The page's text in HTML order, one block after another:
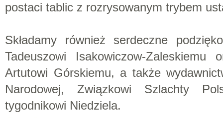
postaci tablic z rozrysowanym trybem
Składamy również serdeczne
Tadeuszowi Isakowiczow-
Artutowi Górskiemu, a także
Narodowej, Związkowi Szlachty
tygodnikowi Niedziela.